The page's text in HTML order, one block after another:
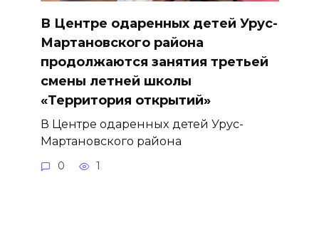
В Центре одаренных детей Урус-
Мартановского района
продолжаются занятия третьей
смены летней школы
«Территория открытий»
В Центре одаренных детей Урус-
Мартановского района
0 1